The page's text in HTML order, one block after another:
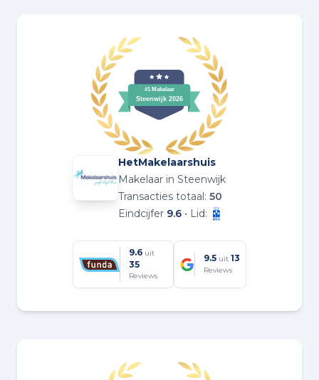
HetMakelaarshuis
Makelaar in Steenwijk
Transacties totaal:50
Eindcijfer 9.6 • Lid:
9.6 uit
35
Reviews
9.5 uit 13
Reviews